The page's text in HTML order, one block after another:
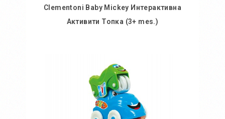
Clementoni Baby Mickey Интерактивна
Активити Топка (3+ mes.)
Додај во желби
Додај за споредба